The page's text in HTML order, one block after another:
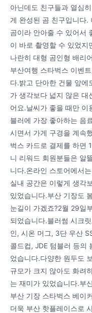
아닌데도 친구들과 열심
게 완성된 곰 친구입니다.
곰이라 안아줄 수 있어서
이 바로 촬영할 수 있었지
나란히 대형 곰인형 배리
부산여행 스타벅스 이벤
다.밝고 단아한 건물 앞에
가 생각보다 넓지 않은 대
어요.날씨가 좋을 때만 이
블러에 가장 좋아하는 음
시면서 가게 구경을 계속
벅스 카드로 결제를 하면
니 리워드 회원분들은 알
니다.온라인 스토어에서
실내 공간은 이렇게 생각
있었습니다.부산 기장도
눈길이 가겠죠?2월 29일
되었습니다.블러썸 시크
인, 시온 머그, 3단 우산
콜드컵, JDE 텀블러 등의
었습니다.다양한 원두도
규모가 크지 않아도 화려
는 재미가 있었습니다.부
부산 기장 스타벅스 베이
더욱 부산 핫플레이스로